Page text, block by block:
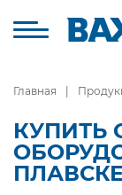
Главная
КУПИТЬ